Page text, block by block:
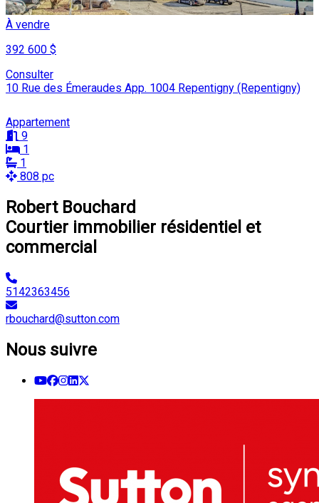
À vendre
392 600 $
Consulter
10 Rue des Émeraudes App. 1004 Repentigny (Repentigny)
Appartement
9
1
1
808 pc
Robert Bouchard
Courtier immobilier résidentiel et
commercial
5142363456
rbouchard@sutton.com
Nous suivre